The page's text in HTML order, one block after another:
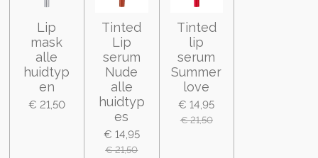
Lip
mask
alle
huidtyp
en
€ 21,50
Tinted
Lip
serum
Nude
alle
huidtyp
es
€ 14,95
€ 21,50
Tinted
lip
serum
Summer
love
€ 14,95
€ 21,50